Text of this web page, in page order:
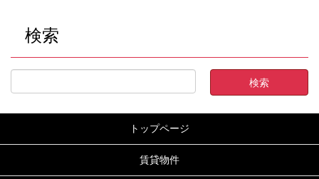
検索
トップページ
賃貸物件